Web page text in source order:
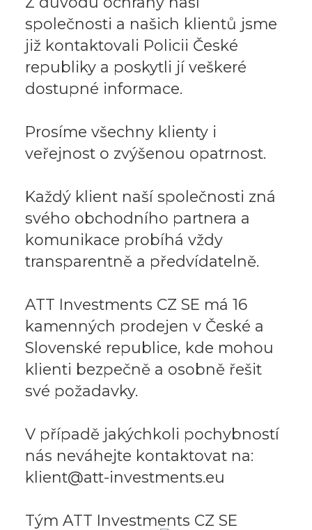
společnosti a našich klientů jsme
již kontaktovali Policii České
republiky a poskytli jí veškeré
dostupné informace.
Prosíme všechny klienty i
veřejnost o zvýšenou opatrnost.
Každý klient naší společnosti zná
svého obchodního partnera a
komunikace probíhá vždy
transparentně a předvídatelně.
ATT Investments CZ SE má 16
kamenných prodejen v České a
Slovenské republice, kde mohou
klienti bezpečně a osobně řešit
své požadavky.
V případě jakýchkoli pochybností
nás neváhejte kontaktovat na:
klient@att-investments.eu
Tým ATT Investments CZ SE